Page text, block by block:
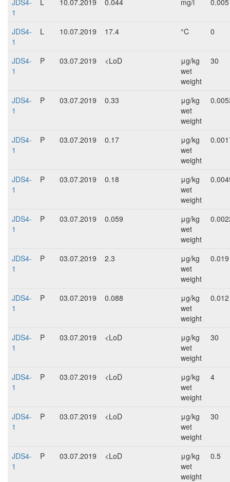
JDS4-
1
L 10.07.2019 0.044 mg/l 0.005
JDS4-
1
L 10.07.2019 17.4 °C 0
JDS4-
1
P 03.07.2019 <LoD
μg/kg
wet
weight
30
JDS4-
1
P 03.07.2019 0.33
μg/kg
wet
weight
JDS4-
1
P 03.07.2019 0.17
μg/kg
wet
weight
JDS4-
1
P 03.07.2019 0.18
μg/kg
wet
weight
JDS4-
1
P 03.07.2019 0.059
μg/kg
wet
weight
JDS4-
1
P 03.07.2019 2.3
μg/kg
wet
weight
0.019
JDS4-
1
P 03.07.2019 0.088
μg/kg
wet
weight
0.012
JDS4-
1
P 03.07.2019 <LoD
μg/kg
wet
weight
30
JDS4-
1
P 03.07.2019 <LoD
μg/kg
wet
weight
4
JDS4-
1
P 03.07.2019 <LoD
μg/kg
wet
weight
30
JDS4-
1
P 03.07.2019 <LoD
μg/kg
wet
weight
0.5